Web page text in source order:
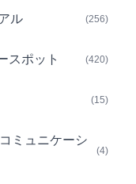
ル (256)
スポット (420)
(15)
ミュニケーシ
(4)